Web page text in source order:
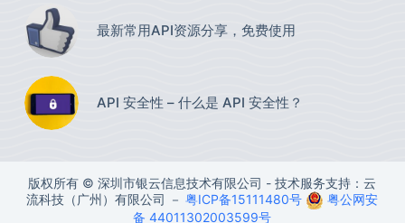
最新常用API资源分享，免费使用​
API 安全性 – 什么是 API 安全性？
版权所有 © 深圳市银云信息技术有限公司 - 技术服务支持：云
流科技（广州）有限公司 －粤ICP备15111480号
粤公网安
备 44011302003599号